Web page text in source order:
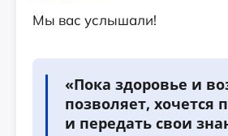
Мы вас услышали!
«Пока здоровье и
позволяет, хочется
и передать свои